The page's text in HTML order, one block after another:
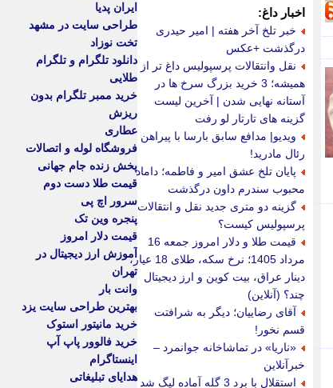
اخبار داغ:
خبر تلخ آخر هفته | امیر حیدری
درگذشت +عکس
نقل وانتقالات پرسپولیس داغ تر از
همیشه؛ 3 خرید بزرگ سرخ ها در
آستانه نهایی شدن | آخرین لیست
گزینه های تارتار لو رفت
ویدیو| مدافع سابق بارسا با پیراهن
رئال مادرید!
پایان تلخ عشق امیر و فاطمه؛ داماد
محبوب سندرم داون درگذشت
گزینه دو متری جدید نقل و انتقالات
پرسپولیس کیست؟
قیمت طلا و دلار امروز جمعه 16
مرداد 1405؛ نرخ سکه، طلای 18 عیار،
دینار عراق، بیت کوین و ارز دیجیتال
چند؟ (آنلاین)
آقای رضاییان؛ دیگر به شرافتت
قسم نخور!
«ناریا» در تماشاخانه جوانمرد –
خبرآنلاین
استقلال با برد 3 گله آماده لیگ شد
ایران پدیا
طراحی سایت در مشهد
تخت نوزاد
دانلود تلگرام و تلگرام
طلایی
خرید ممبر تلگرام بدون
ریزش
عطاری
فروشگاه لوله و اتصالات
پخش زنده جام جهانی
قیمت طلا دست دوم
سرور اچ پی
پنجره وین تک
قیمت دلار امروز
آموزش ارز دیجیتال در
تهران
وانت بار
بهترین طراحی سایت یزد
خرید مانیتور استوک
خرید فالوور پاپ آپ
اینستاگرام
هدایای تبلیغاتی